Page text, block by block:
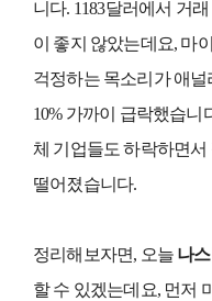
니다. 1183달러에서 거
이 좋지 않았는데요, 마
걱정하는 목소리가 애
10% 가까이 급락했습니
체 기업들도 하락하면서
떨어졌습니다.
정리해보자면, 오늘 나
할 수 있겠는데요, 먼저